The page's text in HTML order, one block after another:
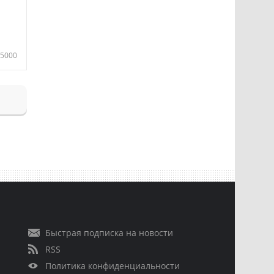
5000
Быстрая подписка на новости
RSS
Политика конфиденциальности